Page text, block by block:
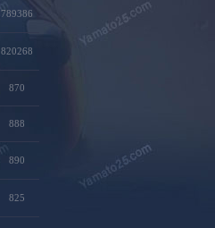
789386
820268
870
888
890
825